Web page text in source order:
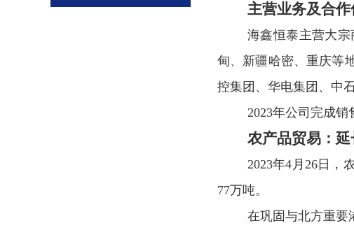
主营业务及合作
海鑫恒泰主营大宗
甸、新疆哈密、重庆等
控集团、华电集团、中
2023年公司完成销
农产品贸易：
2023年4 月 26日，
77万吨。
在巩固与北方重要